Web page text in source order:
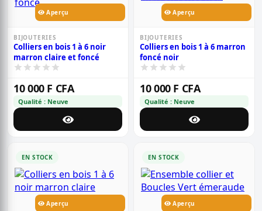
Aperçu
BIJOUTERIES
Colliers en bois 1 à 6 noir
marron claire et foncé
10 000 F CFA
Qualité : Neuve
Aperçu
BIJOUTERIES
Colliers en bois 1 à 6 marron
foncé noir
10 000 F CFA
Qualité : Neuve
EN STOCK
Aperçu
EN STOCK
Aperçu